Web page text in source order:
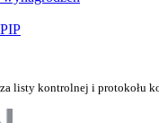
listy kontrolnej i protokołu